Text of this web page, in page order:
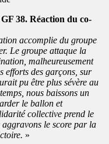
38. Réaction du co-
accomplie du groupe
Le groupe attaque la
malheureusement
efforts des garçons, sur
pu être plus sévère au
nous baissons un
le ballon et
collective prend le
aggravons le score par la
»